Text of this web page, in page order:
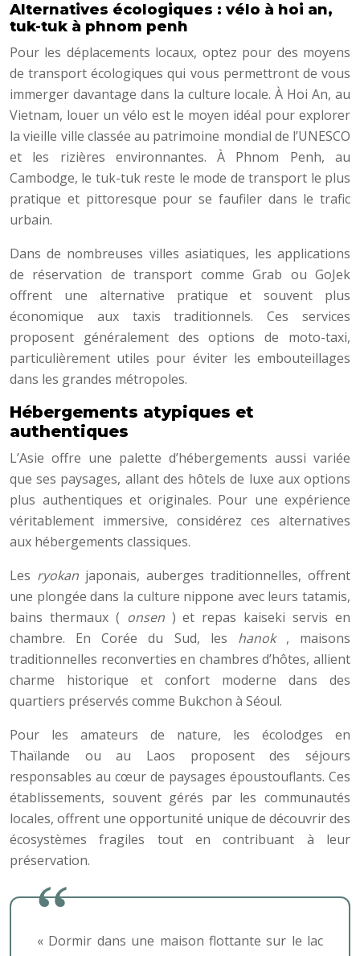
Alternatives écologiques : vélo à hoi an,
tuk-tuk à phnom penh
Pour les déplacements locaux, optez pour des moyens
de transport écologiques qui vous permettront de vous
immerger davantage dans la culture locale. À Hoi An, au
Vietnam, louer un vélo est le moyen idéal pour explorer
la vieille ville classée au patrimoine mondial de l’UNESCO
et les rizières environnantes. À Phnom Penh, au
Cambodge, le tuk-tuk reste le mode de transport le plus
pratique et pittoresque pour se faufiler dans le trafic
urbain.
Dans de nombreuses villes asiatiques, les applications
de réservation de transport comme Grab ou GoJek
offrent une alternative pratique et souvent plus
économique aux taxis traditionnels. Ces services
proposent généralement des options de moto-taxi,
particulièrement utiles pour éviter les embouteillages
dans les grandes métropoles.
Hébergements atypiques et
authentiques
L’Asie offre une palette d’hébergements aussi variée
que ses paysages, allant des hôtels de luxe aux options
plus authentiques et originales. Pour une expérience
véritablement immersive, considérez ces alternatives
aux hébergements classiques.
Les ryokan japonais, auberges traditionnelles, offrent
une plongée dans la culture nippone avec leurs tatamis,
bains thermaux ( onsen ) et repas kaiseki servis en
chambre. En Corée du Sud, les hanok , maisons
traditionnelles reconverties en chambres d’hôtes, allient
charme historique et confort moderne dans des
quartiers préservés comme Bukchon à Séoul.
Pour les amateurs de nature, les écolodges en
Thaïlande ou au Laos proposent des séjours
responsables au cœur de paysages époustouflants. Ces
établissements, souvent gérés par les communautés
locales, offrent une opportunité unique de découvrir des
écosystèmes fragiles tout en contribuant à leur
préservation.
« Dormir dans une maison flottante sur le lac